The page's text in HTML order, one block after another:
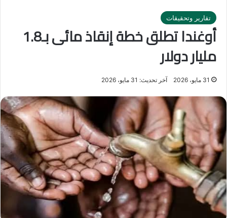
تقارير وتحقيقات
أوغندا تطلق خطة إنقاذ مائى بـ1.8
مليار دولار
31 مايو، 2026 آخر تحديث: 31 مايو، 2026